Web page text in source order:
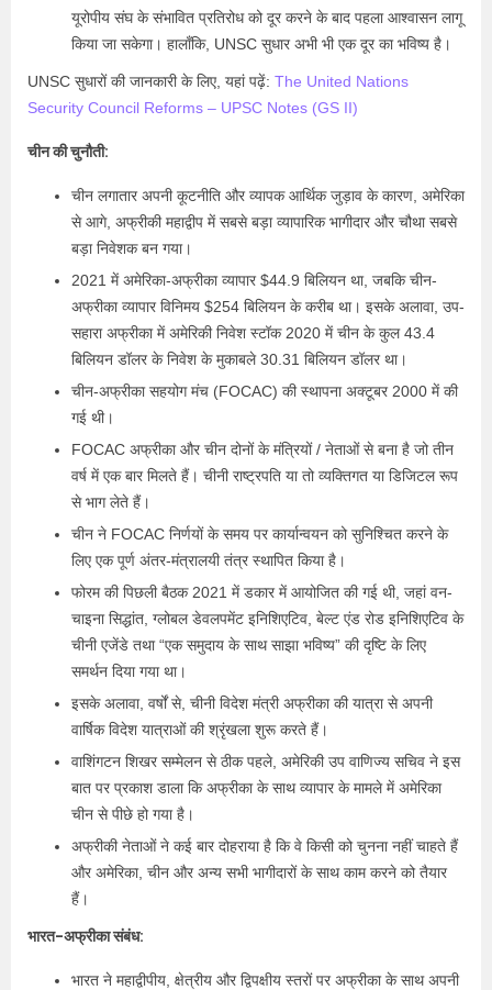
यूरोपीय संघ के संभावित प्रतिरोध को दूर करने के बाद पहला आश्वासन लागू
किया जा सकेगा। हालाँकि, UNSC सुधार अभी भी एक दूर का भविष्य है।
UNSC सुधारों की जानकारी के लिए, यहां पढ़ें: The United Nations
Security Council Reforms – UPSC Notes (GS II)
चीन की चुनौती:
चीन लगातार अपनी कूटनीति और व्यापक आर्थिक जुड़ाव के कारण, अमेरिका
से आगे, अफ्रीकी महाद्वीप में सबसे बड़ा व्यापारिक भागीदार और चौथा सबसे
बड़ा निवेशक बन गया।
2021 में अमेरिका-अफ्रीका व्यापार $44.9 बिलियन था, जबकि चीन-
अफ्रीका व्यापार विनिमय $254 बिलियन के करीब था। इसके अलावा, उप-
सहारा अफ्रीका में अमेरिकी निवेश स्टॉक 2020 में चीन के कुल 43.4
बिलियन डॉलर के निवेश के मुकाबले 30.31 बिलियन डॉलर था।
चीन-अफ्रीका सहयोग मंच (FOCAC) की स्थापना अक्टूबर 2000 में की
गई थी।
FOCAC अफ्रीका और चीन दोनों के मंत्रियों / नेताओं से बना है जो तीन
वर्ष में एक बार मिलते हैं। चीनी राष्ट्रपति या तो व्यक्तिगत या डिजिटल रूप
से भाग लेते हैं।
चीन ने FOCAC निर्णयों के समय पर कार्यान्वयन को सुनिश्चित करने के
लिए एक पूर्ण अंतर-मंत्रालयी तंत्र स्थापित किया है।
फोरम की पिछली बैठक 2021 में डकार में आयोजित की गई थी, जहां वन-
चाइना सिद्धांत, ग्लोबल डेवलपमेंट इनिशिएटिव, बेल्ट एंड रोड इनिशिएटिव के
चीनी एजेंडे तथा “एक समुदाय के साथ साझा भविष्य” की दृष्टि के लिए
समर्थन दिया गया था।
इसके अलावा, वर्षों से, चीनी विदेश मंत्री अफ्रीका की यात्रा से अपनी
वार्षिक विदेश यात्राओं की श्रृंखला शुरू करते हैं।
वाशिंगटन शिखर सम्मेलन से ठीक पहले, अमेरिकी उप वाणिज्य सचिव ने इस
बात पर प्रकाश डाला कि अफ्रीका के साथ व्यापार के मामले में अमेरिका
चीन से पीछे हो गया है।
अफ्रीकी नेताओं ने कई बार दोहराया है कि वे किसी को चुनना नहीं चाहते हैं
और अमेरिका, चीन और अन्य सभी भागीदारों के साथ काम करने को तैयार
हैं।
भारत-अफ्रीका संबंध:
भारत ने महाद्वीपीय, क्षेत्रीय और द्विपक्षीय स्तरों पर अफ्रीका के साथ अपनी